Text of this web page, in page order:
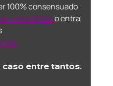
100% consensuado
iBYC4Lo entra
caso entre tantos.